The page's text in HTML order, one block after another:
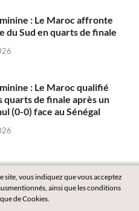
: Le Maroc affronte
du Sud en quarts de finale
: Le Maroc qualifié
quarts de finale après un
(0-0) face au Sénégal
vous indiquez que vous acceptez
ainsi que les conditions
de Cookies.